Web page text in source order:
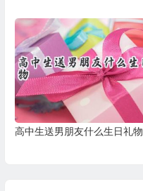
高中生送男朋友什么生日礼物